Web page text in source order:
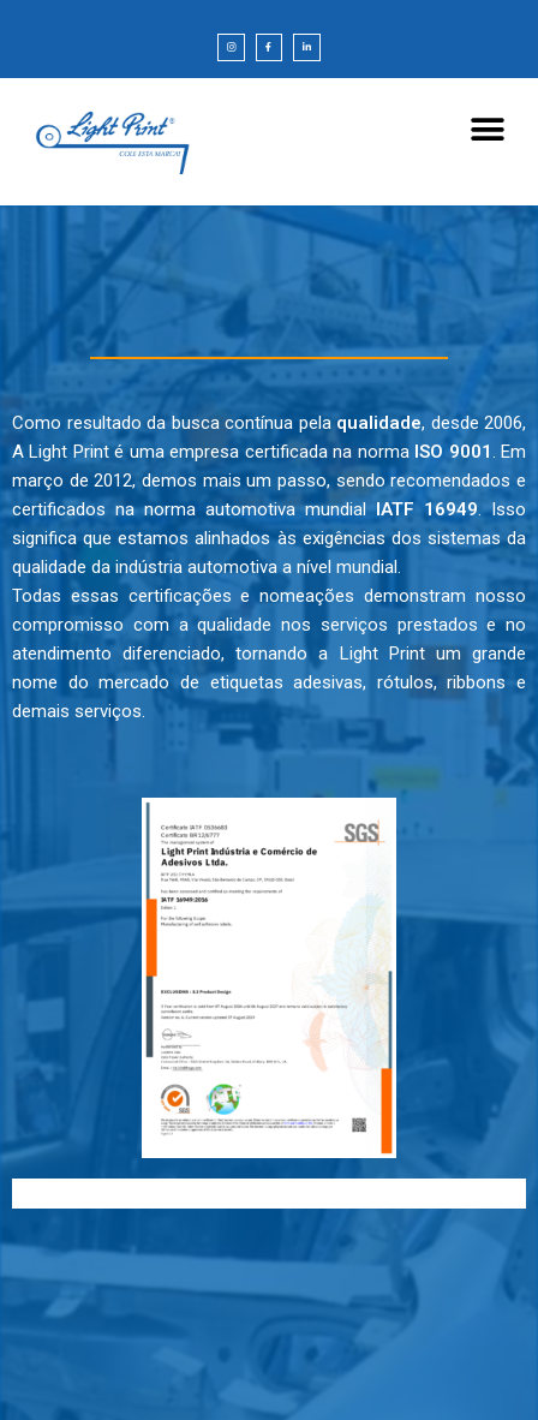
Como resultado da busca contínua pela qualidade, desde 2006,
A Light Print é uma empresa certificada na norma ISO 9001. Em
março de 2012, demos mais um passo, sendo recomendados e
certificados na norma automotiva mundialIATF 16949. Isso
significa que estamos alinhados às exigências dos sistemas da
qualidade da indústria automotiva a nível mundial.
Todas essas certificações e nomeações demonstram nosso
compromisso com a qualidade nos serviços prestados e no
atendimento diferenciado, tornando a Light Print um grande
nome do mercado de etiquetas adesivas, rótulos, ribbons e
demais serviços.